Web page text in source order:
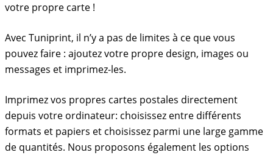
votre propre carte !
Avec Tuniprint, il n’y a pas de limites à ce que vous
pouvez faire : ajoutez votre propre design, images ou
messages et imprimez-les.
Imprimez vos propres cartes postales directement
depuis votre ordinateur: choisissez entre différents
formats et papiers et choisissez parmi une large gamme
de quantités. Nous proposons également les options